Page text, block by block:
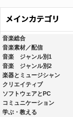
音楽総合
音楽素材／配信
音楽 ジャンル別1
音楽 ジャンル別2
楽器とミュージシャン
クリエイティブ
ソフトウェアとPC
コミュニケーション
学ぶ・教える